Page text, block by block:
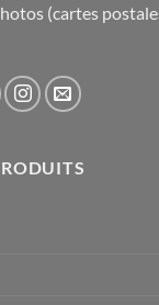
(cartes